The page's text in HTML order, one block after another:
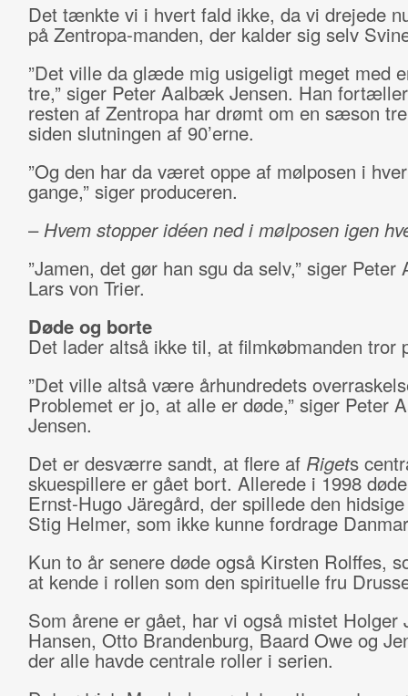
Det tænkte vi i hvert fald ikke, da vi drejede
på Zentropa-manden, der kalder sig selv
”Det ville da glæde mig usigeligt meget med
tre,” siger Peter Aalbæk Jensen. Han
resten af Zentropa har drømt om en sæson
siden slutningen af 90’erne.
”Og den har da været oppe af mølposen i
gange,” siger produceren.
–Hvem stopper idéen ned i mølposen igen
”Jamen, det gør han sgu da selv,” siger
Lars von Trier.
Døde og borte
Det lader altså ikke til, at filmkøbmanden tror
”Det ville altså være århundredets
Problemet er jo, at alle er døde,” siger Peter
Jensen.
Det er desværre sandt, at flere af Rigets
skuespillere er gået bort. Allerede i 1998
Ernst-Hugo Järegård, der spillede den
Stig Helmer, som ikke kunne fordrage
Kun to år senere døde også Kirsten Rolffes,
at kende i rollen som den spirituelle fru
Som årene er gået, har vi også mistet Holger
Hansen, Otto Brandenburg, Baard Owe og
der alle havde centrale roller i serien.